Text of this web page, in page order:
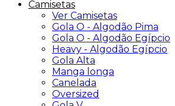
Camisetas
Ver Camisetas
Gola O - Algodão Pima
Gola O - Algodão Egípcio
Heavy - Algodão Egípcio
Gola Alta
Manga longa
Canelada
Oversized